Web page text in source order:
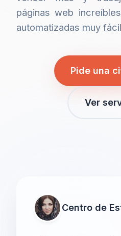
páginas web
automatizadas muy
Pide una
Ver
Centro de